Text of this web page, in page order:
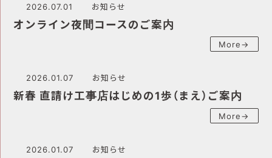
2026.07.01 お知らせ
オンライン夜間コースのご案内
More→
2026.01.07 お知らせ
新春 直請け工事店はじめの1歩（まえ）ご案内
More→
2026.01.07 お知らせ